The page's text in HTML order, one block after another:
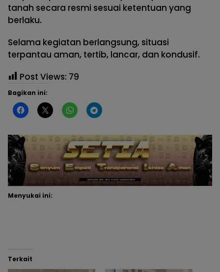
tanah secara resmi sesuai ketentuan yang
berlaku.
Selama kegiatan berlangsung, situasi
terpantau aman, tertib, lancar, dan kondusif.
Post Views: 79
Bagikan ini:
Menyukai ini:
Terkait